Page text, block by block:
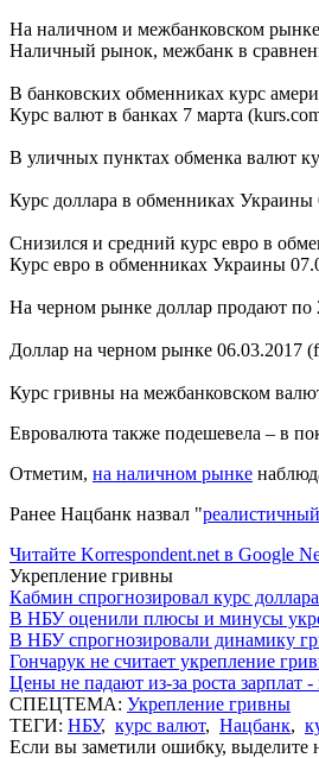
На наличном и межбанковском
Наличный рынок, межбанк в
В банковских обменниках курс
Курс валют в банках 7 марта
В уличных пунктах обменка валют
Курс доллара в обменниках Украины
Снизился и средний курс евро в
Курс евро в обменниках Украины
На черном рынке доллар продают по
Доллар на черном рынке 06.03.2017
Курс гривны на межбанковском
Евровалюта также подешевела – в
Отметим, на наличном рынке
Ранее Нацбанк назвал "
Читайте Korrespondent.net в Google
Укрепление гривны
Кабмин спрогнозировал курс
В НБУ оценили плюсы и минусы
В НБУ спрогнозировали динамику
Гончарук не считает укрепление
Цены не падают из-за роста зарплат
СПЕЦТЕМА: Укрепление гривны
ТЕГИ: НБУ, курс валют, Нацбанк,
Если вы заметили ошибку, выделите